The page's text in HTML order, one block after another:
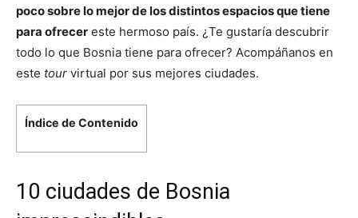
poco sobre lo mejor de los distintos espacios que tiene
para ofrecer este hermoso país. ¿Te gustaría descubrir
todo lo que Bosnia tiene para ofrecer? Acompáñanos en
este tour virtual por sus mejores ciudades.
Índice de Contenido
10 ciudades de Bosnia